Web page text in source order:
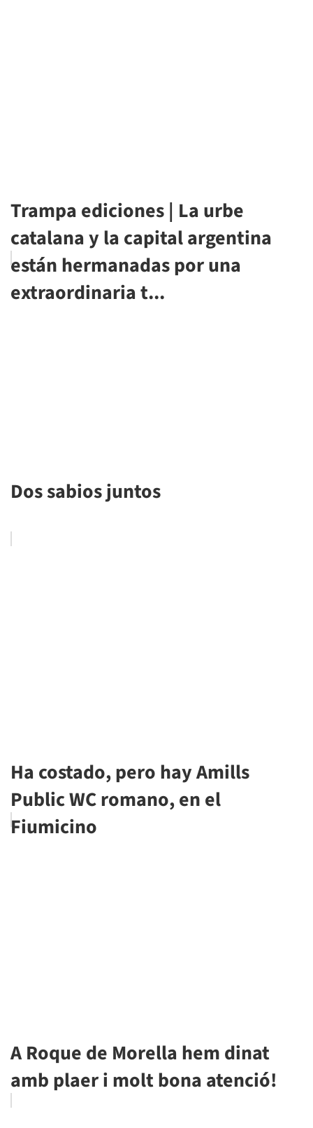
Trampa ediciones | La urbe
catalana y la capital argentina
están hermanadas por una
extraordinaria t...
Dos sabios juntos
Ha costado, pero hay Amills
Public WC romano, en el
Fiumicino
A Roque de Morella hem dinat
amb plaer i molt bona atenció!